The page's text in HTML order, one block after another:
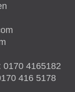
0170 4165182
416 5178